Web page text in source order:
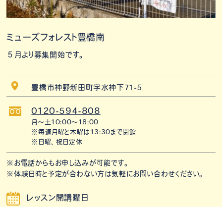
ミューズフォレスト豊橋南
５月より募集開始です。
豊橋市神野新田町字水神下71-5
0120-594-808
月〜土10:00〜18:00
※毎週月曜と木曜は13:30まで閉館
※日曜、祝日定休
※お電話からもお申し込みが可能です。
※体験日時と予定が合わない方は気軽にお問い合わせください。
レッスン開講曜日